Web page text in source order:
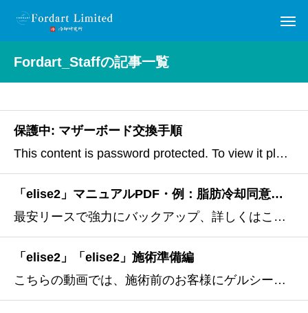
Fordart_Staffの記事一覧
保護中: マザーボード交換手順
This content is password protected. To view it please enter your password below:パスワード
「elise2」マニュアルPDF・例：脂肪冷却同意書・例：脂肪冷却 施術 禁忌事項PDF・ダウンロード
最安リースで強力にバックアップ、詳しくはこちら限定30台29,800円「Freezing PRO elise2」こちらのページはリース会員様専用です。
「elise2」「elise2」施術準備編
こちらの動画では、施術前のお客様にゲルシートを貼っていく準備段階をご覧いただけます。※100人のお客様がいれば100通りの施術方法があります、様々なお客様に対応していくにはある程度の経験が必要です。https://vimeo.com/1066826398?share=copy